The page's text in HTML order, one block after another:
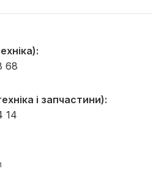
68
і запчастини):
14